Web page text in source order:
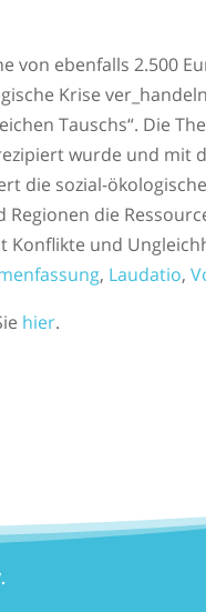
von ebenfalls 2.500
Krise
Tauschs“. Die
wurde und mit
die sozial-
die
Konflikte und
, Laudatio,
hier.